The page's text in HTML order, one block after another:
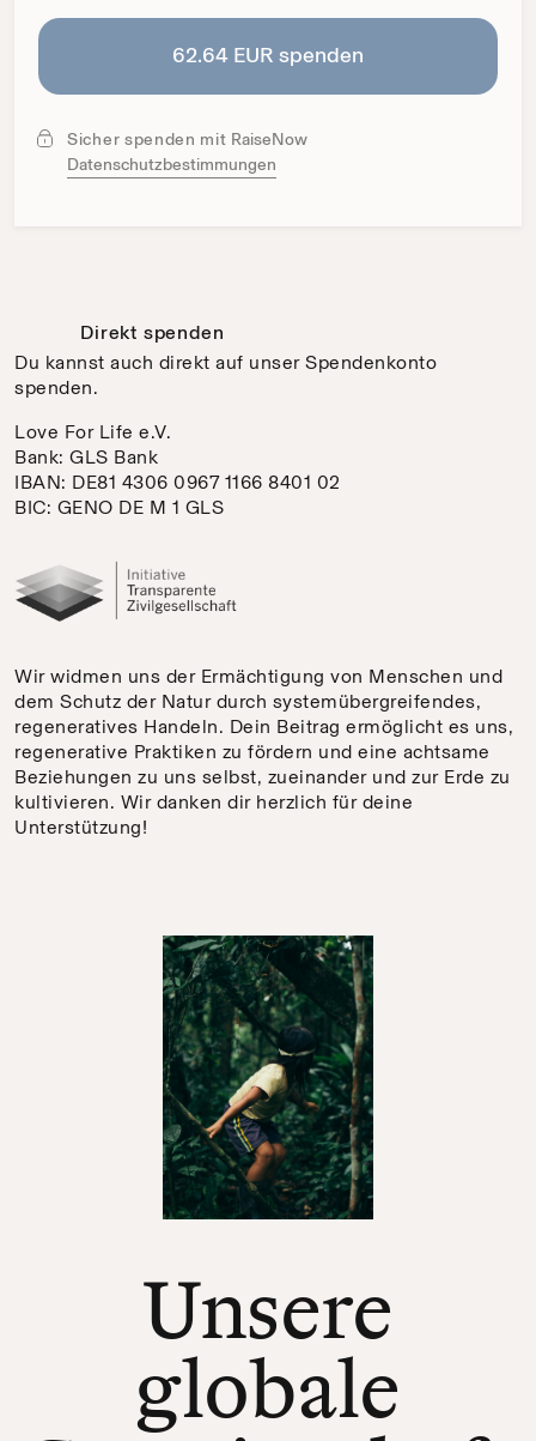
62.64 EUR spenden
Sicher spenden mit RaiseNow
Datenschutzbestimmungen
Direkt spenden
Du kannst auch direkt auf unser Spendenkonto
spenden.
Love For Life e.V.
Bank: GLS Bank
IBAN: DE81 4306 0967 1166 8401 02
BIC: GENO DE M 1 GLS
Wir widmen uns der Ermächtigung von Menschen und
dem Schutz der Natur durch systemübergreifendes,
regeneratives Handeln. Dein Beitrag ermöglicht es uns,
regenerative Praktiken zu fördern und eine achtsame
Beziehungen zu uns selbst, zueinander und zur Erde zu
kultivieren. Wir danken dir herzlich für deine
Unterstützung!
Unsere
globale